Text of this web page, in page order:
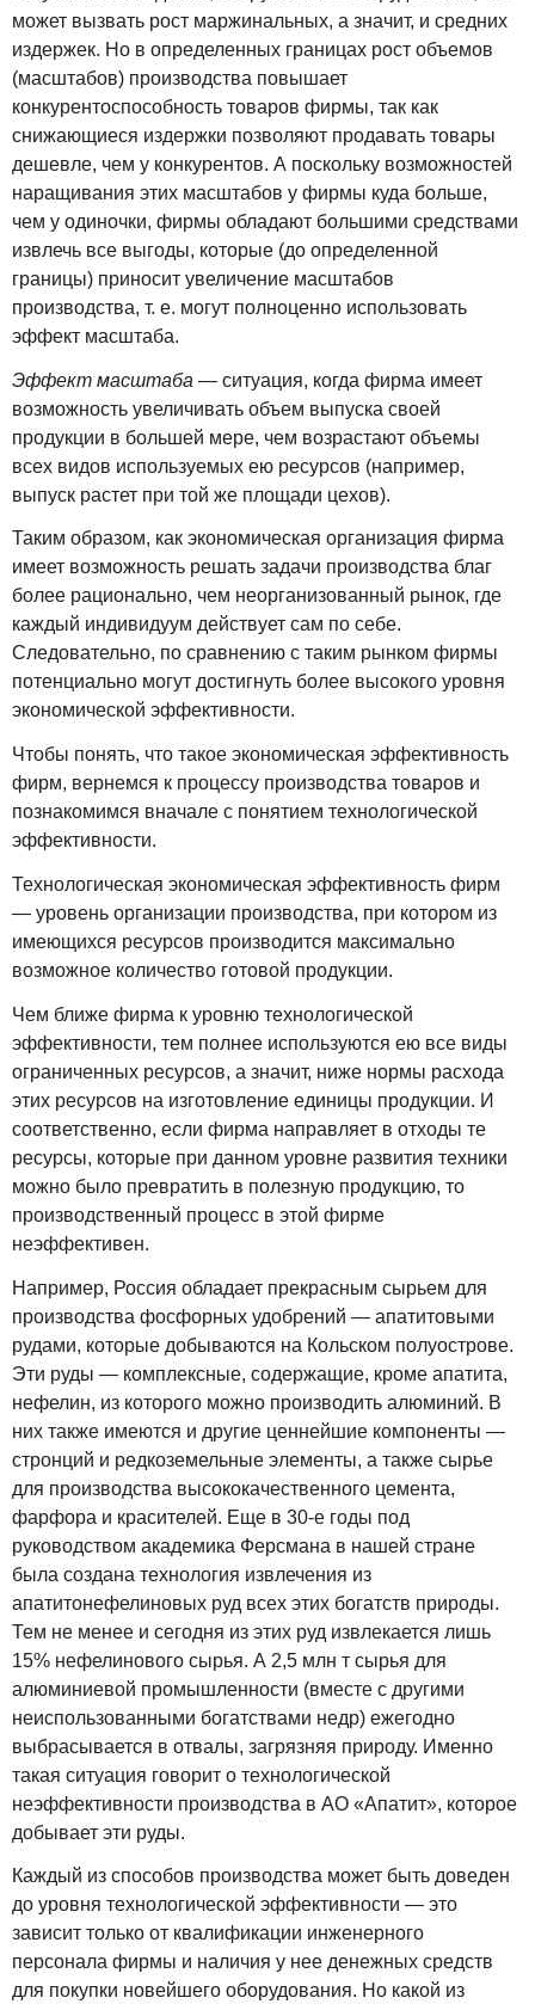
может вызвать рост маржинальных, а значит, и средних
издержек. Но в определенных границах рост объемов
(масштабов) производства повышает
конкурентоспособность товаров фирмы, так как
снижающиеся издержки позволяют продавать товары
дешевле, чем у конкурентов. А поскольку возможностей
наращивания этих масштабов у фирмы куда больше,
чем у одиночки, фирмы обладают большими средствами
извлечь все выгоды, которые (до определенной
границы) приносит увеличение масштабов
производства, т. е. могут полноценно использовать
эффект масштаба.
Эффект масштаба — ситуация, когда фирма имеет
возможность увеличивать объем выпуска своей
продукции в большей мере, чем возрастают объемы
всех видов используемых ею ресурсов (например,
выпуск растет при той же площади цехов).
Таким образом, как экономическая организация фирма
имеет возможность решать задачи производства благ
более рационально, чем неорганизованный рынок, где
каждый индивидуум действует сам по себе.
Следовательно, по сравнению с таким рынком фирмы
потенциально могут достигнуть более высокого уровня
экономической эффективности.
Чтобы понять, что такое экономическая эффективность
фирм, вернемся к процессу производства товаров и
познакомимся вначале с понятием технологической
эффективности.
Технологическая экономическая эффективность фирм
— уровень организации производства, при котором из
имеющихся ресурсов производится максимально
возможное количество готовой продукции.
Чем ближе фирма к уровню технологической
эффективности, тем полнее используются ею все виды
ограниченных ресурсов, а значит, ниже нормы расхода
этих ресурсов на изготовление единицы продукции. И
соответственно, если фирма направляет в отходы те
ресурсы, которые при данном уровне развития техники
можно было превратить в полезную продукцию, то
производственный процесс в этой фирме
неэффективен.
Например, Россия обладает прекрасным сырьем для
производства фосфорных удобрений — апатитовыми
рудами, которые добываются на Кольском полуострове.
Эти руды — комплексные, содержащие, кроме апатита,
нефелин, из которого можно производить алюминий. В
них также имеются и другие ценнейшие компоненты —
стронций и редкоземельные элементы, а также сырье
для производства высококачественного цемента,
фарфора и красителей. Еще в 30-е годы под
руководством академика Ферсмана в нашей стране
была создана технология извлечения из
апатитонефелиновых руд всех этих богатств природы.
Тем не менее и сегодня из этих руд извлекается лишь
15% нефелинового сырья. А 2,5 млн т сырья для
алюминиевой промышленности (вместе с другими
неиспользованными богатствами недр) ежегодно
выбрасывается в отвалы, загрязняя природу. Именно
такая ситуация говорит о технологической
неэффективности производства в АО «Апатит», которое
добывает эти руды.
Каждый из способов производства может быть доведен
до уровня технологической эффективности — это
зависит только от квалификации инженерного
персонала фирмы и наличия у нее денежных средств
для покупки новейшего оборудования. Но какой из